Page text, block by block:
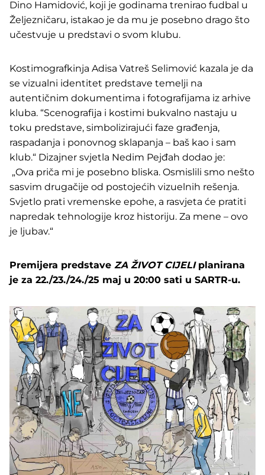
Dino Hamidović, koji je godinama trenirao fudbal u
Željezničaru, istakao je da mu je posebno drago što
učestvuje u predstavi o svom klubu.
Kostimografkinja Adisa Vatreš Selimović kazala je da
se vizualni identitet predstave temelji na
autentičnim dokumentima i fotografijama iz arhive
kluba. “Scenografija i kostimi bukvalno nastaju u
toku predstave, simbolizirajući faze građenja,
raspadanja i ponovnog sklapanja – baš kao i sam
klub.“ Dizajner svjetla Nedim Pejđah dodao je:
„Ova priča mi je posebno bliska. Osmislili smo nešto
sasvim drugačije od postojećih vizuelnih rešenja.
Svjetlo prati vremenske epohe, a rasvjeta će pratiti
napredak tehnologije kroz historiju. Za mene – ovo
je ljubav.“
Premijera predstave ZA ŽIVOT CIJELIplanirana
je za 22./23./24./25 maj u 20:00 sati u SARTR-u.